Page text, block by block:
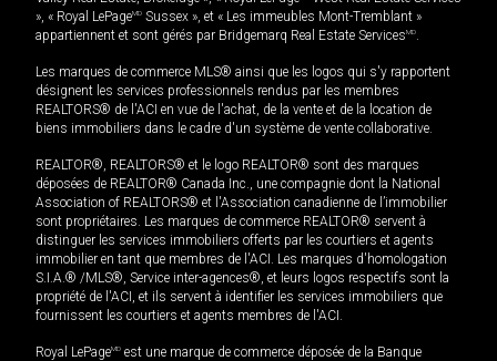
», « Royal LePageMD Sussex », et « Les immeubles Mont-Tremblant »
appartiennent et sont gérés par Bridgemarq Real Estate ServicesMD
Les marques de commerce MLS® ainsi que les logos qui s'y rapportent
désignent les services professionnels rendus par les membres
REALTORS® de l'ACI en vue de l'achat, de la vente et de la location de
biens immobiliers dans le cadre d'un système de vente collaborative.
REALTOR®, REALTORS® et le logo REALTOR® sont des marques
déposées de REALTOR® Canada Inc., une compagnie dont la National
Association of REALTORS® et l'Association canadienne de l’immobilier
sont propriétaires. Les marques de commerce REALTOR® servent à
distinguer les services immobiliers offerts par les courtiers et agents
immobilier en tant que membres de l'ACI. Les marques d'homologation
S.I.A.® /MLS®, Service inter-agences®, et leurs logos respectifs sont la
propriété de l'ACI, et ils servent à identifier les services immobiliers que
fournissent les courtiers et agents membres de l'ACI.
Royal LePageMD est une marque de commerce déposée de la Banque